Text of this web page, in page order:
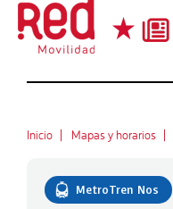
Inicio Mapas y horarios
MetroTren Nos